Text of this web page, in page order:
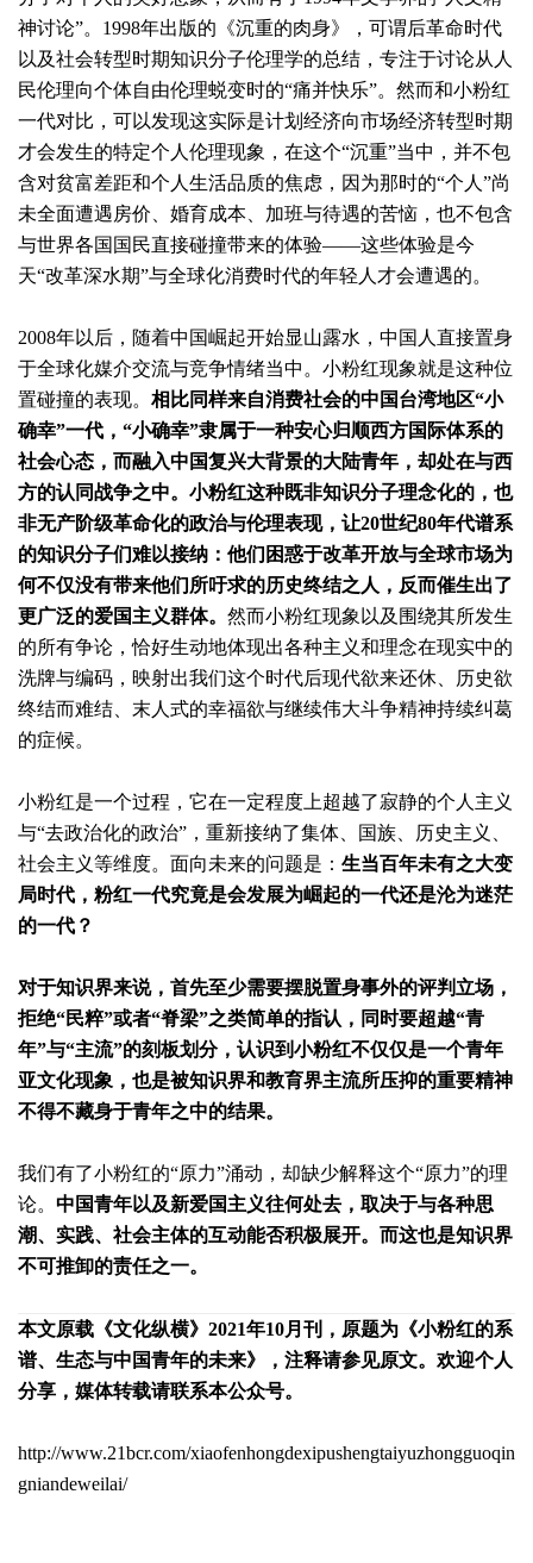
神讨论”。1998年出版的《沉重的肉身》，可谓后革命时代
以及社会转型时期知识分子伦理学的总结，专注于讨论从人
民伦理向个体自由伦理蜕变时的“痛并快乐”。然而和小粉红
一代对比，可以发现这实际是计划经济向市场经济转型时期
才会发生的特定个人伦理现象，在这个“沉重”当中，并不包
含对贫富差距和个人生活品质的焦虑，因为那时的“个人”尚
未全面遭遇房价、婚育成本、加班与待遇的苦恼，也不包含
与世界各国国民直接碰撞带来的体验——这些体验是今
天“改革深水期”与全球化消费时代的年轻人才会遭遇的。
2008年以后，随着中国崛起开始显山露水，中国人直接置身
于全球化媒介交流与竞争情绪当中。小粉红现象就是这种位
置碰撞的表现。 相比同样来自消费社会的中国台湾地区“小
确幸”一代，“小确幸”隶属于一种安心归顺西方国际体系的
社会心态，而融入中国复兴大背景的大陆青年，却处在与西
方的认同战争之中。小粉红这种既非知识分子理念化的，也
非无产阶级革命化的政治与伦理表现，让20世纪80年代谱系
的知识分子们难以接纳：他们困惑于改革开放与全球市场为
何不仅没有带来他们所吁求的历史终结之人，反而催生出了
更广泛的爱国主义群体。 然而小粉红现象以及围绕其所发生
的所有争论，恰好生动地体现出各种主义和理念在现实中的
洗牌与编码，映射出我们这个时代后现代欲来还休、历史欲
终结而难结、末人式的幸福欲与继续伟大斗争精神持续纠葛
的症候。
小粉红是一个过程，它在一定程度上超越了寂静的个人主义
与“去政治化的政治”，重新接纳了集体、国族、历史主义、
社会主义等维度。面向未来的问题是： 生当百年未有之大变
局时代，粉红一代究竟是会发展为崛起的一代还是沦为迷茫
的一代？
对于知识界来说，首先至少需要摆脱置身事外的评判立场，
拒绝“民粹”或者“脊梁”之类简单的指认，同时要超越“青
年”与“主流”的刻板划分，认识到小粉红不仅仅是一个青年
亚文化现象，也是被知识界和教育界主流所压抑的重要精神
不得不藏身于青年之中的结果。
我们有了小粉红的“原力”涌动，却缺少解释这个“原力”的理
论。 中国青年以及新爱国主义往何处去，取决于与各种思
潮、实践、社会主体的互动能否积极展开。而这也是知识界
不可推卸的责任之一。
本文原载《文化纵横》2021年10月刊，原题为《小粉红的系
谱、生态与中国青年的未来》，注释请参见原文。欢迎个人
分享，媒体转载请联系本公众号。
http://www.21bcr.com/xiaofenhongdexipushengtaiyuzhongguoqin
gniandeweilai/